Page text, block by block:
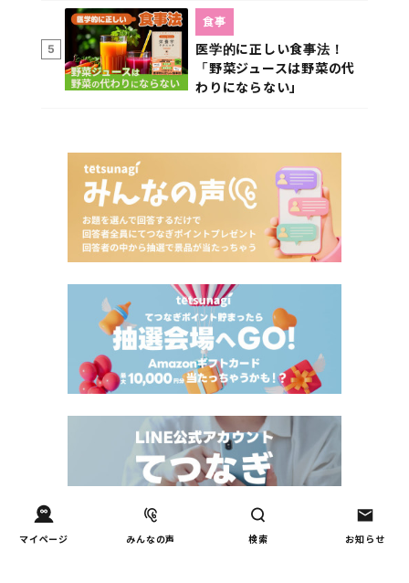
マイページ みんなの声 検索 お知らせ
5
医学的に正しい食事法！
「野菜ジュースは野菜の代
わりにならない」
食事